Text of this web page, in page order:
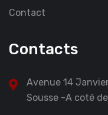
Contact
Contacts
Avenue 14
Sousse -A coté